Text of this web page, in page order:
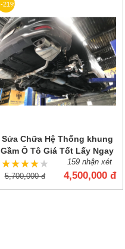
-21%
Sửa Chữa Hệ Thống khung
Gầm Ô Tô Giá Tốt Lấy Ngay
Trong Ngày159 nhận xét
4,500,000 đ
★★★★★
★★★★★
5,700,000 đ